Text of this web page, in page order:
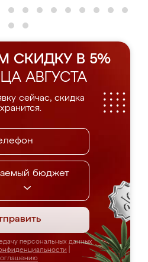
СКИДКУ В 5%
АВГУСТА
сейчас, скидка
бюджет
персональных данных